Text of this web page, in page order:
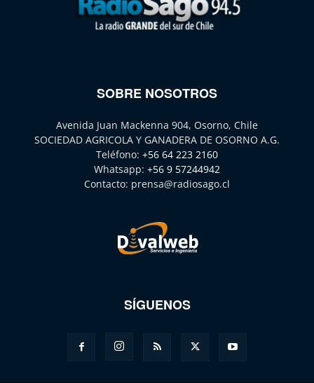
SOBRE NOSOTROS
Avenida Juan Mackenna 904, Osorno, Chile
SOCIEDAD AGRICOLA Y GANADERA DE OSORNO A.G.
Teléfono: +56 64 223 2160
Whatsapp: +56 9 57244942
Contacto: prensa@radiosago.cl
SÍGUENOS